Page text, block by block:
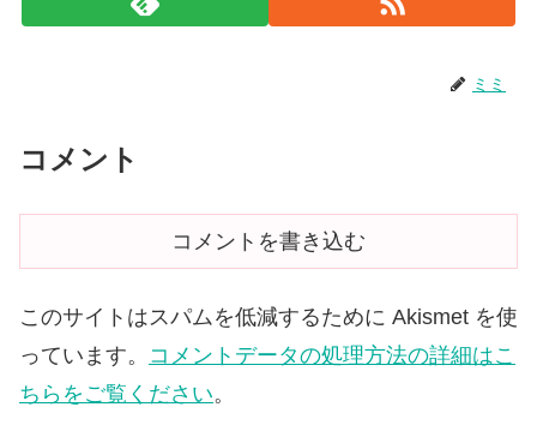
ミミ
コメント
コメントを書き込む
このサイトはスパムを低減するために Akismet を使
っています。 コメントデータの処理方法の詳細はこ
ちらをご覧ください。